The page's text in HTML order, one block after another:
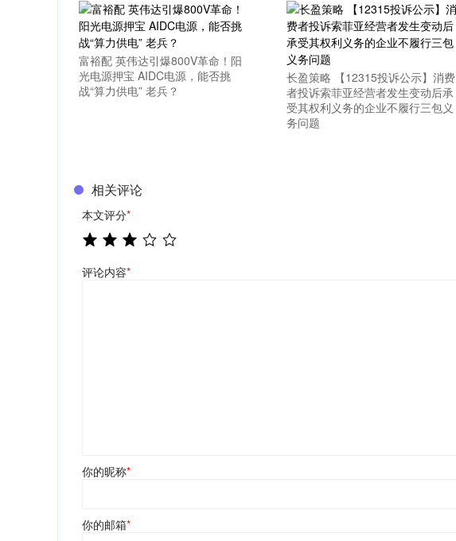
富裕配 英伟达引爆800V革命！阳
光电源押宝 AIDC电源，能否挑
战“算力供电” 老兵？
长盈策略 【12315投诉公示】消费
者投诉索菲亚经营者发生变动后承
受其权利义务的企业不履行三包义
务问题
相关评论
本文评分*
评论内容*
你的昵称*
你的邮箱*